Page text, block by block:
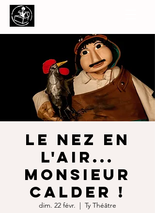
LE NEZ EN
L'AIR...
MONSIEUR
CALDER !
dim. 22 févr.
  |
Ty Théâtre